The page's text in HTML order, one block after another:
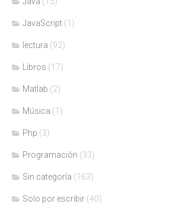
JavaScript (1)
lectura (92)
Libros (17)
Matlab (2)
Música (1)
Php (3)
Programación (33)
Sin categoría (163)
Solo por escribir (40)